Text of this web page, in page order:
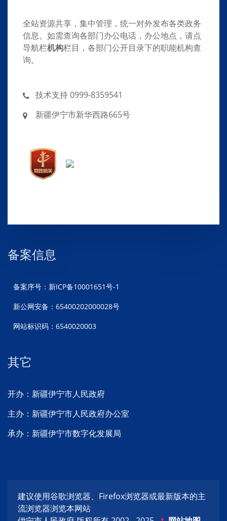
全站资源共享，集中管理，统一对外发布各类政务
信息。如需查询各部门办公电话，办公地点，请点
导航栏机构栏目，各部门公开目录下的职能机构查
询。
技术支持 0999-8359541
新疆伊宁市新华西路665号
备案信息
备案序号：新ICP备10001651号-1
新公网安备：65400202000028号
网站标识码：6540020003
其它
开办：新疆伊宁市人民政府
主办：新疆伊宁市人民政府办公室
承办：新疆伊宁市数字化发展局
建议使用谷歌浏览器、Firefox浏览器或最新版本的主
流浏览器浏览本网站